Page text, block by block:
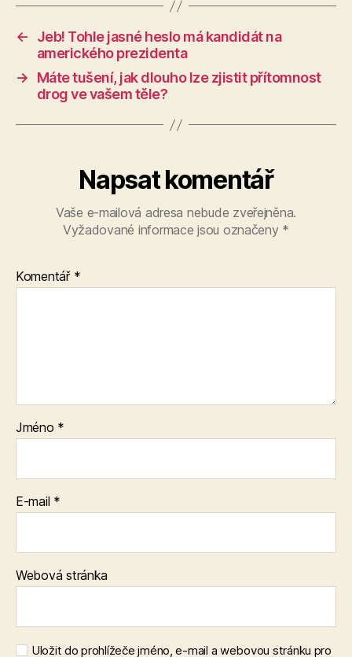
←
Jeb! Tohle jasné heslo má kandidát na
amerického prezidenta
→
Máte tušení, jak dlouho lze zjistit přítomnost
drog ve vašem těle?
Napsat komentář
Vaše e-mailová adresa nebude zveřejněna.
Vyžadované informace jsou označeny *
Komentář *
Jméno *
E-mail *
Webová stránka
Uložit do prohlížeče jméno, e-mail a webovou stránku pro